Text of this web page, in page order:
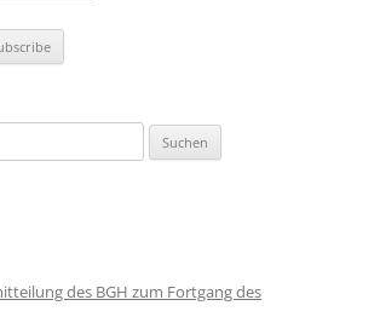
des BGH zum Fortgang des